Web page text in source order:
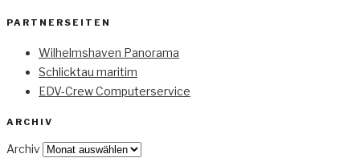
PARTNERSEITEN
Wilhelmshaven Panorama
Schlicktau maritim
EDV-Crew Computerservice
ARCHIV
Archiv